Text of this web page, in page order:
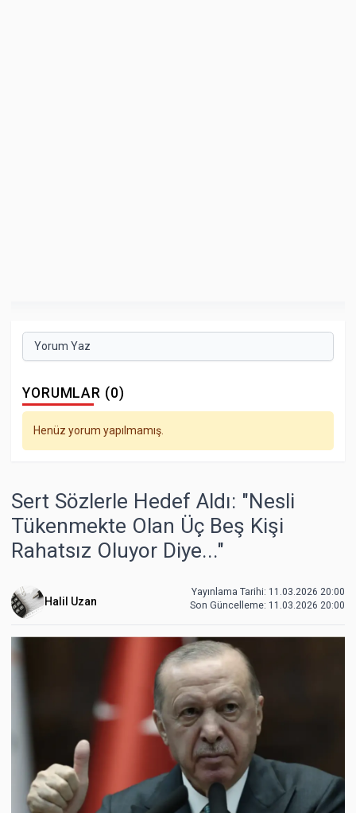
Yorum Yaz
YORUMLAR (0)
Henüz yorum yapılmamış.
Sert Sözlerle Hedef Aldı: "Nesli
Tükenmekte Olan Üç Beş Kişi
Rahatsız Oluyor Diye..."
Halil Uzan
Yayınlama Tarihi: 11.03.2026 20:00
Son Güncelleme: 11.03.2026 20:00